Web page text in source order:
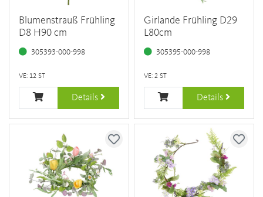
Blumenstrauß Frühling
D8 H90 cm
305393-000-998
VE: 12 ST
Details
Girlande Frühling D29
L80cm
305395-000-998
VE: 2 ST
Details